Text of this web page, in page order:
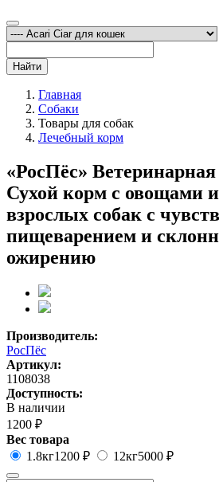
Найти
Главная
Собаки
Товары для собак
Лечебный корм
«РосПёс»
Сухой корм с овощами
взрослых собак с
пищеварением и
ожирению
Производитель:
РосПёс
Артикул:
1108038
Доступность:
В наличии
1200 ₽
Вес товара
1.8кг1200 ₽ 12кг5000 ₽